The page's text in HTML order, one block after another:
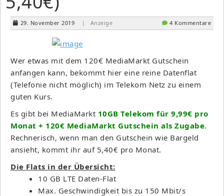
29. November 2019 | Anzeige 4 Kommentare
Wer etwas mit dem 120€ MediaMarkt Gutschein
anfangen kann, bekommt hier eine reine Datenflat
(Telefonie nicht möglich) im Telekom Netz zu einem
guten Kurs.
Es gibt bei MediaMarkt 10GB Telekom für 9,99€ pro
Monat + 120€ MediaMarkt Gutschein als Zugabe.
Rechnerisch, wenn man den Gutschein wie Bargeld
ansieht, kommt ihr auf 5,40€ pro Monat.
Die Flats in der Übersicht:
10 GB LTE Daten-Flat
Max. Geschwindigkeit bis zu 150 Mbit/s